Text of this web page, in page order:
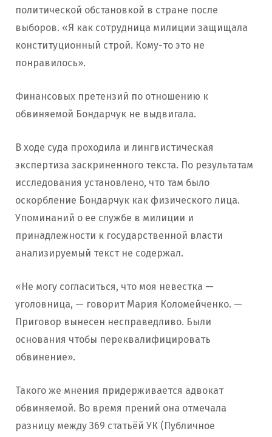
политической обстановкой в стране после
выборов. «Я как сотрудница милиции защищала
конституционный строй. Кому-то это не
понравилось».
Финансовых претензий по отношению к
обвиняемой Бондарчук не выдвигала.
В ходе суда проходила и лингвистическая
экспертиза заскриненного текста. По результатам
исследования установлено, что там было
оскорбление Бондарчук как физического лица.
Упоминаний о ее службе в милиции и
принадлежности к государственной власти
анализируемый текст не содержал.
«Не могу согласиться, что моя невестка —
уголовница, — говорит Мария Коломейченко. —
Приговор вынесен несправедливо. Были
основания чтобы переквалифицировать
обвинение».
Такого же мнения придерживается адвокат
обвиняемой. Во время прений она отмечала
разницу между 369 статьёй УК (Публичное